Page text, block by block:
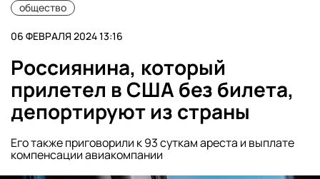
общество
06 ФЕВРАЛЯ 2024 13:16
Россиянина, который
прилетел в США без билета,
депортируют из страны
Его также приговорили к 93 суткам ареста и выплате
компенсации авиакомпании